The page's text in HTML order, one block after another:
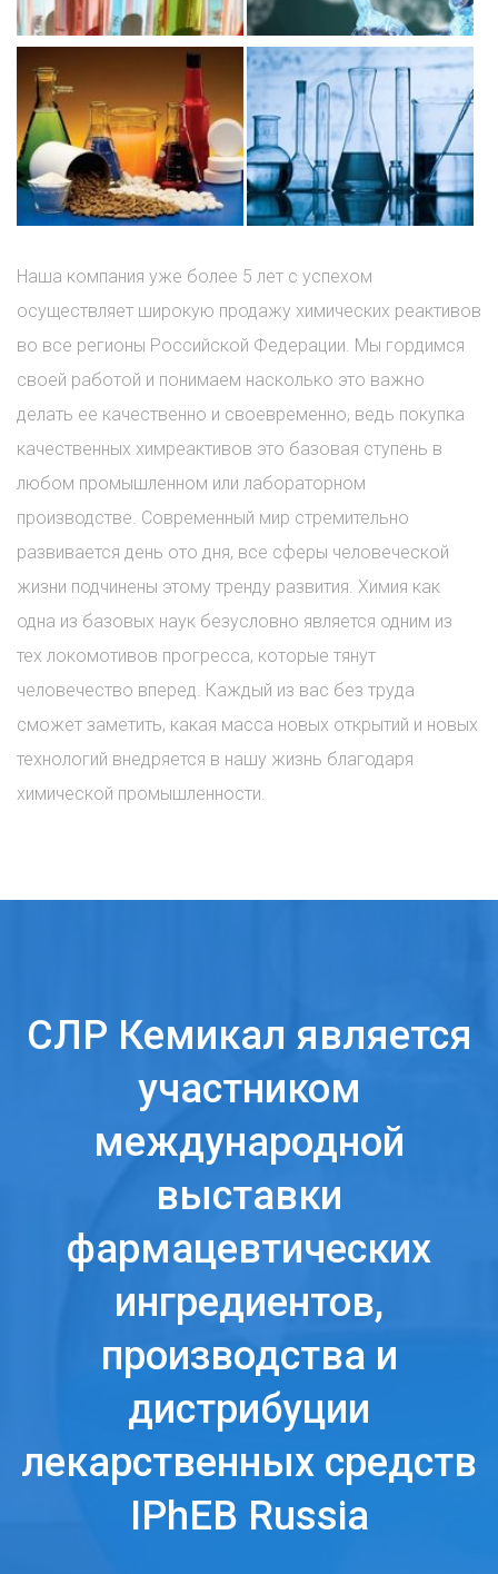
Наша компания уже более 5 лет с успехом
осуществляет широкую продажу химических реактивов
во все регионы Российской Федерации. Мы гордимся
своей работой и понимаем насколько это важно
делать ее качественно и своевременно, ведь покупка
качественных химреактивов это базовая ступень в
любом промышленном или лабораторном
производстве. Современный мир стремительно
развивается день ото дня, все сферы человеческой
жизни подчинены этому тренду развития. Химия как
одна из базовых наук безусловно является одним из
тех локомотивов прогресса, которые тянут
человечество вперед. Каждый из вас без труда
сможет заметить, какая масса новых открытий и новых
технологий внедряется в нашу жизнь благодаря
химической промышленности.
СЛР Кемикал является
участником
международной
выставки
фармацевтических
ингредиентов,
производства и
дистрибуции
лекарственных средств
IPhEB Russia